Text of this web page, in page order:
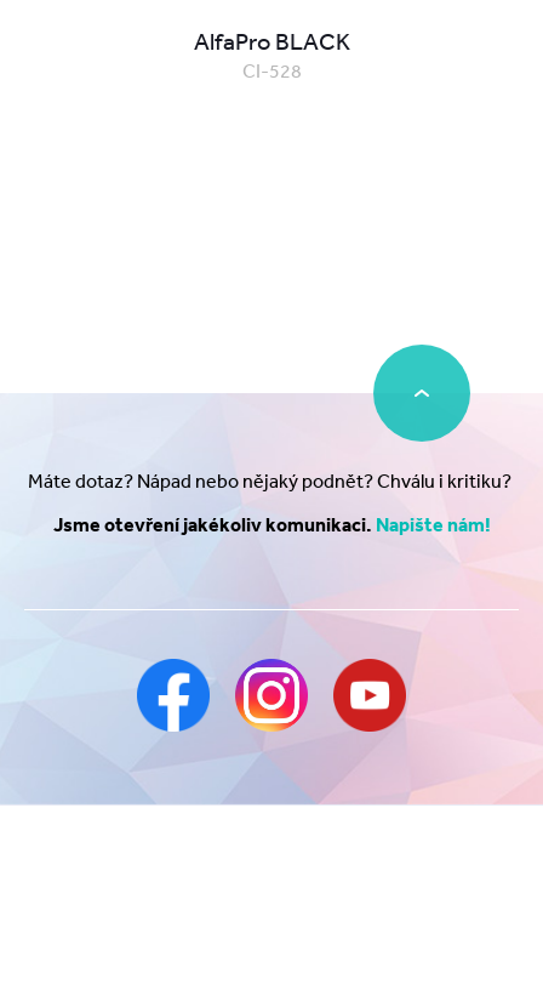
AlfaPro BLACK
CI-528
Máte dotaz? Nápad nebo nějaký podnět? Chválu i kritiku?
Jsme otevření jakékoliv komunikaci. Napište nám!